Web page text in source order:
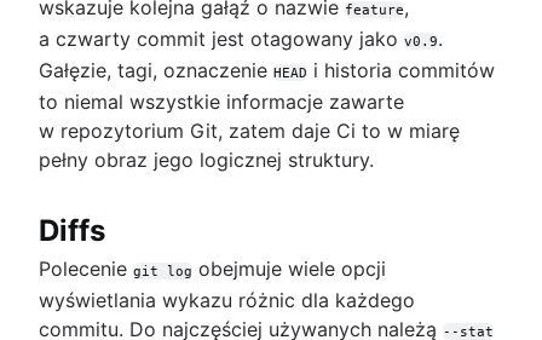
wskazuje kolejna gałąź o nazwie feature,
a czwarty commit jest otagowany jako v0.9.
Gałęzie, tagi, oznaczenie HEAD i historia commitów
to niemal wszystkie informacje zawarte
w repozytorium Git, zatem daje Ci to w miarę
pełny obraz jego logicznej struktury.
Diffs
Polecenie git log obejmuje wiele opcji
wyświetlania wykazu różnic dla każdego
commitu. Do najczęściej używanych należą --stat